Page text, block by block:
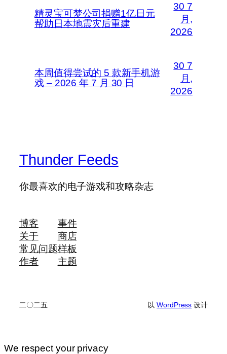
精灵宝可梦公司捐赠1亿日元
帮助日本地震灾后重建
30 7
月,
2026
本周值得尝试的 5 款新手机游
戏 – 2026 年 7 月 30 日
30 7
月,
2026
Thunder Feeds
你最喜欢的电子游戏和攻略杂志
博客
关于
常见问题
作者
事件
商店
样板
主题
二〇二五 以WordPress 设计
We respect your privacy